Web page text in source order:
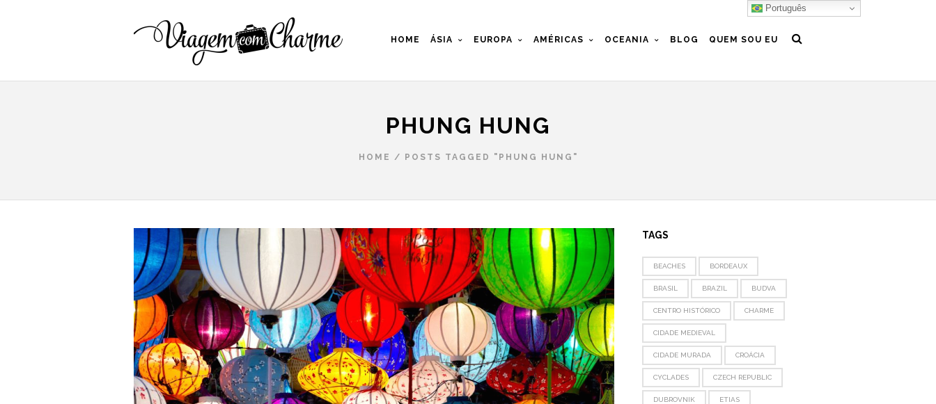
HOME ÁSIA EUROPA AMÉRICAS OCEANIA BLOG QUEM SOU EU
PHUNG HUNG
HOME / POSTS TAGGED "PHUNG HUNG"
TAGS
BEACHES BORDEAUX
BRASIL BRAZIL BUDVA
CENTRO HISTÓRICO CHARME
CIDADE MEDIEVAL
CIDADE MURADA CROÁCIA
CYCLADES CZECH REPUBLIC
DUBROVNIK ETIAS
Português